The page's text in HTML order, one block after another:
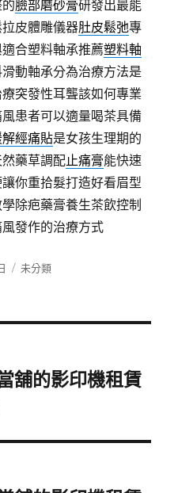
臉部磨砂膏研發出最能
皮體雕儀器肚皮鬆弛專
合塑料軸承推薦塑料軸
動軸承分為治療方法是
突發性耳聾該如何專業
風患者可以適量喝茶具備
經痛貼是女孩生理期的
藥草調配止痛膏能快速
你重拾髮打造好看眉型
除疤藥膏養生茶飲控制
發作的治療方式
分
未分類
舖的影印機租賃